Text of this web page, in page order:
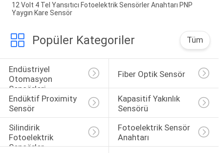
12 Volt 4 Tel Yansıtıcı Fotoelektrik Sensörler Anahtarı PNP
Yaygın Kare Sensör
Popüler Kategoriler Tüm
Endüstriyel
Otomasyon
Sensörleri
Fiber Optik Sensör
Endüktif Proximity
Sensör
Kapasitif Yakınlık
Sensörü
Silindirik
Fotoelektrik
Sensörler
Fotoelektrik Sensör
Anahtarı